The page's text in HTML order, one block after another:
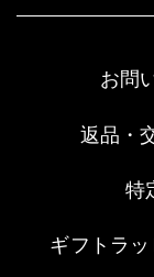
お問
返品・
特
ギフトラ